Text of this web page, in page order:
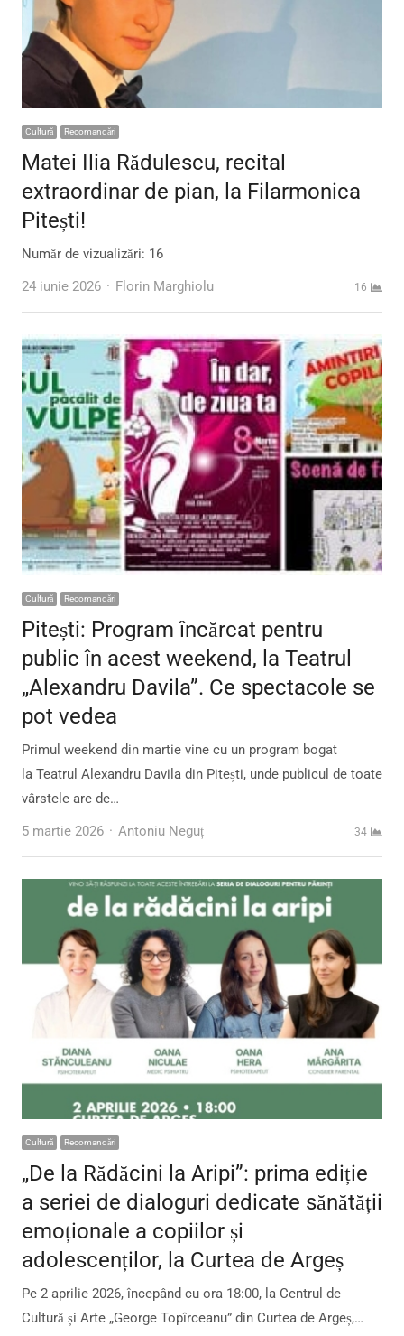
Cultură Recomandări
Matei Ilia Rădulescu, recital
extraordinar de pian, la Filarmonica
Pitești!
Număr de vizualizări: 16
24 iunie 2026
Author
Florin Marghiolu 16
Cultură Recomandări
Pitești: Program încărcat pentru
public în acest weekend, la Teatrul
„Alexandru Davila”. Ce spectacole se
pot vedea
Primul weekend din martie vine cu un program bogat
la Teatrul Alexandru Davila din Pitești, unde publicul de toate
vârstele are de…
5 martie 2026
Author
Antoniu Neguț 34
Cultură Recomandări
„De la Rădăcini la Aripi”: prima ediție
a seriei de dialoguri dedicate sănătății
emoționale a copiilor și
adolescenților, la Curtea de Argeș
Pe 2 aprilie 2026, începând cu ora 18:00, la Centrul de
Cultură și Arte „George Topîrceanu” din Curtea de Argeș,…